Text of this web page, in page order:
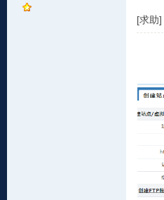
[求助]